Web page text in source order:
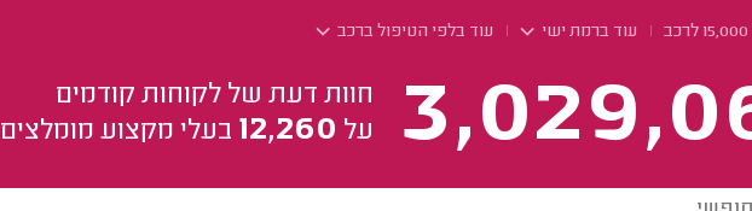
עוד ברמת ישי עוד בלפי הטיפול ברכב
חוות דעת של לקוחות קודמים
על 12,260 בעלי מקצוע מומלצים